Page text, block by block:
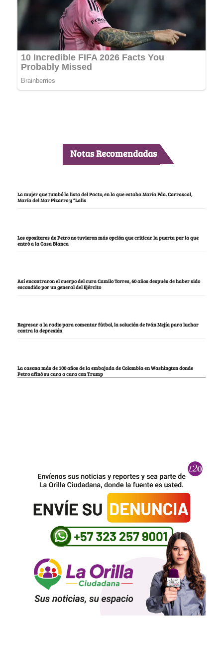
Notas Recomendadas
La mujer que tumbó la lista del Pacto, en la que estaba María Fda. Carrascal,
María del Mar Pizarro y “Lalis
Los opositores de Petro no tuvieron más opción que criticar la puerta por la que
entró a la Casa Blanca
Así encontraron el cuerpo del cura Camilo Torres, 60 años después de haber sido
escondido por un general del Ejército
Regresar a la radio para comentar fútbol, la solución de Iván Mejía para luchar
contra la depresión
La casona más de 100 años de la embajada de Colombia en Washington donde
Petro afinó su cara a cara con Trump